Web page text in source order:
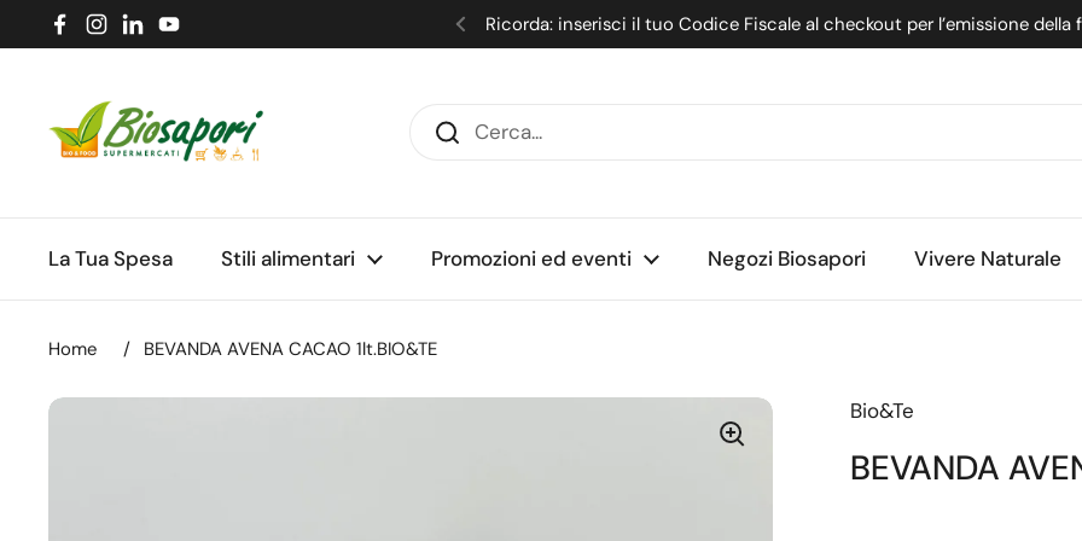
Passa ai contenuti
Facebook
Instagram
LinkedInYouTube Precedente
Ricorda: inserisci il tuo Codice Fiscale al checkout per l’emissione della
La Tua Spesa Stili alimentari Promozioni ed eventi Negozi Biosapori Vivere Naturale
Home / BEVANDA AVENA CACAO 1lt.BIO&TE
Bio&Te
BEVANDA